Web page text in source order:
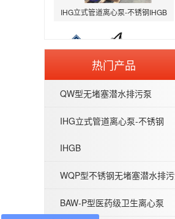
BAW-P型医药级卫生离心泵
热门产品
QW型无堵塞潜水排污泵
IHG立式管道离心泵-不锈钢
IHGB
WQP型不锈钢无堵塞潜水排
BAW-P型医药级卫生离心泵